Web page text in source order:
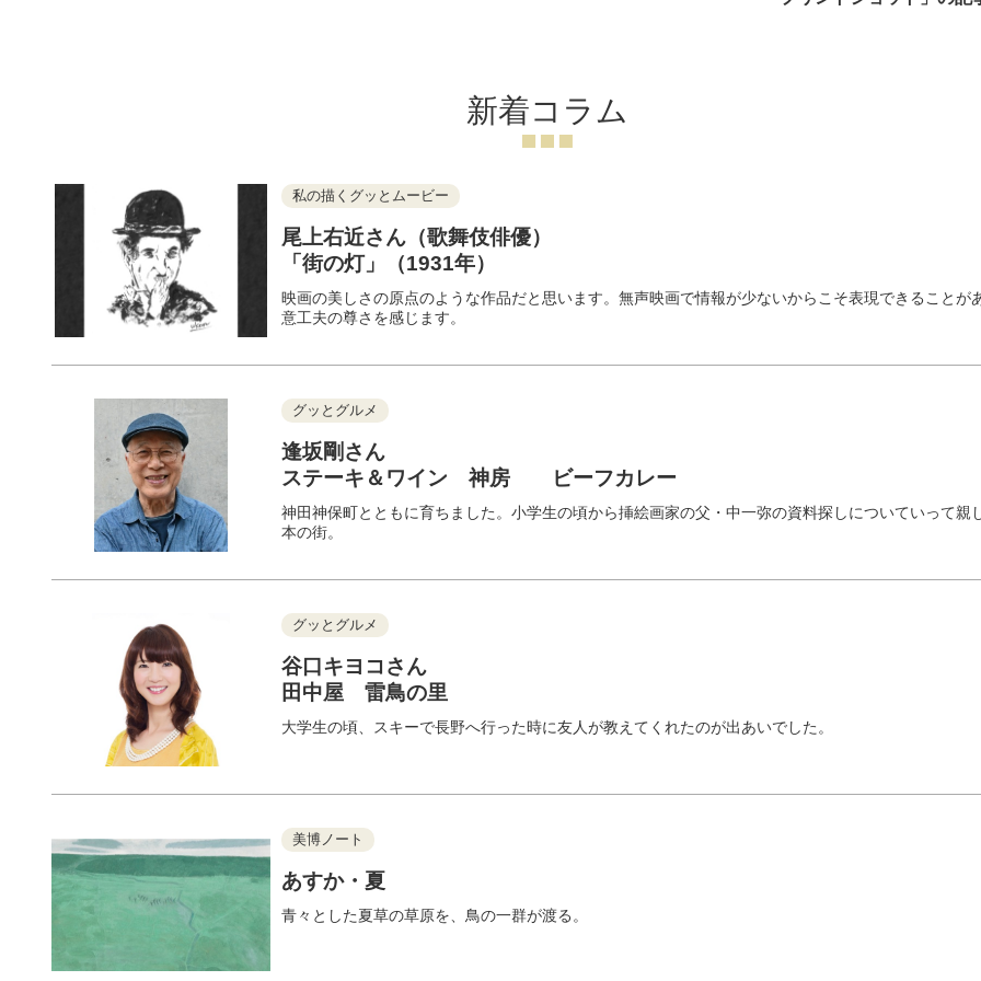
新着コラム
私の描くグッとムービー
尾上右近さん（歌舞伎俳優）
「街の灯」（1931年）
映画の美しさの原点のような作品だと思います。無声映画で情報が少ないからこそ表現できることが
意工夫の尊さを感じます。
グッとグルメ
逢坂剛さん
ステーキ＆ワイン 神房 ビーフカレー
神田神保町とともに育ちました。小学生の頃から挿絵画家の父・中一弥の資料探しについていって親
本の街。
グッとグルメ
谷口キヨコさん
田中屋 雷鳥の里
大学生の頃、スキーで長野へ行った時に友人が教えてくれたのが出あいでした。
美博ノート
あすか・夏
青々とした夏草の草原を、鳥の一群が渡る。